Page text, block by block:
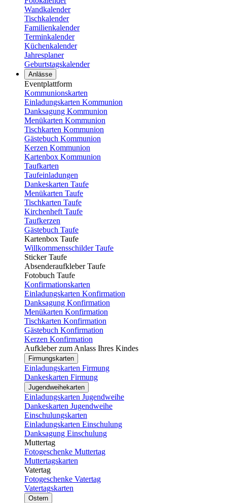
Wandkalender
Tischkalender
Familienkalender
Terminkalender
Küchenkalender
Jahresplaner
Geburtstagskalender
Anlässe
Eventplattform
Kommunionskarten
Einladungskarten Kommunion
Danksagung Kommunion
Menükarten Kommunion
Tischkarten Kommunion
Gästebuch Kommunion
Kerzen Kommunion
Kartenbox Kommunion
Taufkarten
Taufeinladungen
Dankeskarten Taufe
Menükarten Taufe
Tischkarten Taufe
Kirchenheft Taufe
Taufkerzen
Gästebuch Taufe
Kartenbox Taufe
Willkommensschilder Taufe
Sticker Taufe
Absenderaufkleber Taufe
Fotobuch Taufe
Konfirmationskarten
Einladungskarten Konfirmation
Danksagung Konfirmation
Menükarten Konfirmation
Tischkarten Konfirmation
Gästebuch Konfirmation
Kerzen Konfirmation
Aufkleber zum Anlass Ihres Kindes
Firmungskarten
Einladungskarten Firmung
Dankeskarten Firmung
Jugendweihekarten
Einladungskarten Jugendweihe
Dankeskarten Jugendweihe
Einschulungskarten
Einladungskarten Einschulung
Danksagung Einschulung
Muttertag
Fotogeschenke Muttertag
Muttertagskarten
Vatertag
Fotogeschenke Vatertag
Vatertagskarten
Ostern